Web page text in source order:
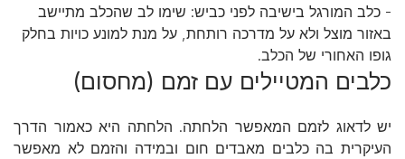
- כלב המורגל בישיבה לפני כביש: שימו לב שהכלב מתיישב
באזור מוצל ולא על מדרכה רותחת, על מנת למונע כויות בחלק
גופו האחורי של הכלב.
כלבים המטיילים עם זמם (מחסום)
יש לדאוג לזמם המאפשר הלחתה. הלחתה היא כאמור הדרך
העיקרית בה כלבים מאבדים חום ובמידה והזמם לא מאפשר